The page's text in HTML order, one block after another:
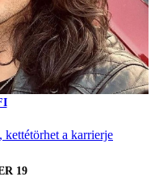
a karrierje
19